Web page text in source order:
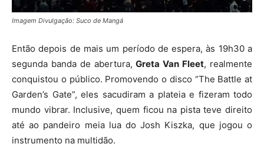
Imagem Divulgação: Suco de Mangá
Então depois de mais um período de espera, às 19h30 a
segunda banda de abertura,Greta Van Fleet, realmente
conquistou o público. Promovendo o disco “The Battle at
Garden’s Gate”, eles sacudiram a plateia e fizeram todo
mundo vibrar. Inclusive, quem ficou na pista teve direito
até ao pandeiro meia lua do Josh Kiszka, que jogou o
instrumento na multidão.